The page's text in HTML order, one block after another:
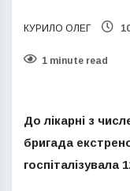
КУРИЛО ОЛЕГ
1 minute read
До лікарні з
бригада
госпіталізувала